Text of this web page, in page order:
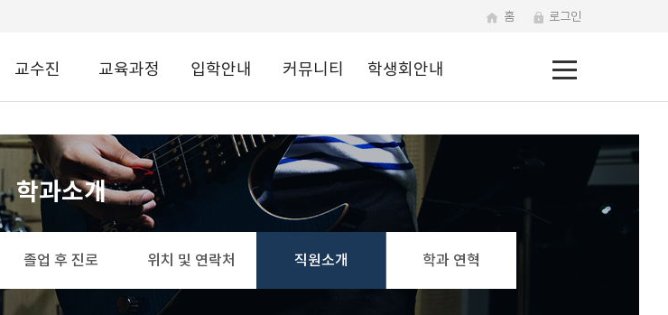
홈 로그인
교수진 교육과정 입학안내 커뮤니티 학생회안내
학과소개
졸업 후 진로 위치 및 연락처 직원소개 학과 연혁